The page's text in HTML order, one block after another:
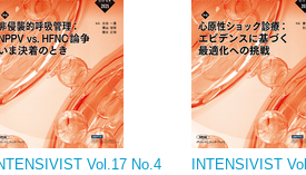
Vol.17 No.4
INTENSIVIST